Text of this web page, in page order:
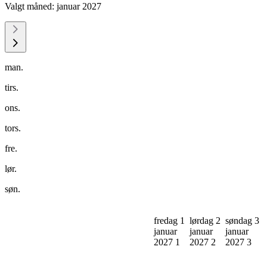
Valgt måned: januar 2027
man.
tirs.
ons.
tors.
fre.
lør.
søn.
fredag 1
januar
2027 1
lørdag 2
januar
2027 2
søndag 3
januar
2027 3